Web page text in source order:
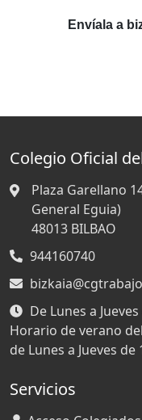
Envíala a
Colegio Oficial
Plaza Garellano
General Eguia)
48013 BILBAO
944160740
De Lunes a
Horario de verano
de Lunes a Jueves de
Servicios